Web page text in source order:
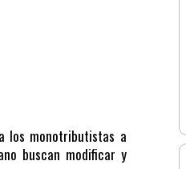
los monotributistas a
buscan modificar y